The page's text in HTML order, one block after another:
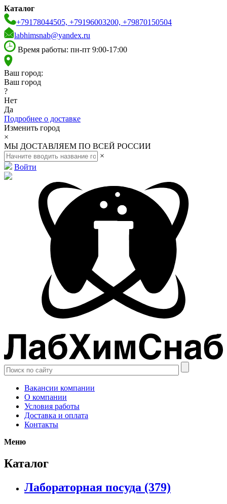
Каталог
+79178044505, +79196003200, +79870150504
labhimsnab@yandex.ru
Время работы: пн-пт 9:00-17:00
Ваш город:
Ваш город
?
Нет
Да
Подробнее о доставке
Изменить город
×
МЫ ДОСТАВЛЯЕМ ПО ВСЕЙ РОССИИ
×
Войти
Вакансии компании
О компании
Условия работы
Доставка и оплата
Контакты
Меню
Каталог
Лабораторная посуда (379)